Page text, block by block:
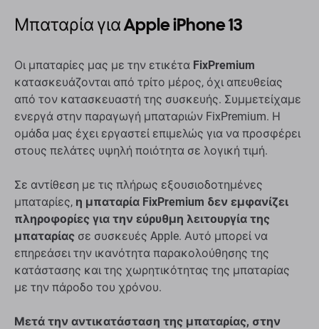
Μπαταρία για Apple iPhone 13
Οι μπαταρίες μας με την ετικέτα FixPremium
κατασκευάζονται από τρίτο μέρος, όχι απευθείας
από τον κατασκευαστή της συσκευής. Συμμετείχαμε
ενεργά στην παραγωγή μπαταριών FixPremium. Η
ομάδα μας έχει εργαστεί επιμελώς για να προσφέρει
στους πελάτες υψηλή ποιότητα σε λογική τιμή.
Σε αντίθεση με τις πλήρως εξουσιοδοτημένες
μπαταρίες, η μπαταρία FixPremium δεν εμφανίζει
πληροφορίες για την εύρυθμη λειτουργία της
μπαταρίας σε συσκευές Apple. Αυτό μπορεί να
επηρεάσει την ικανότητα παρακολούθησης της
κατάστασης και της χωρητικότητας της μπαταρίας
με την πάροδο του χρόνου.
Μετά την αντικατάσταση της μπαταρίας, στην